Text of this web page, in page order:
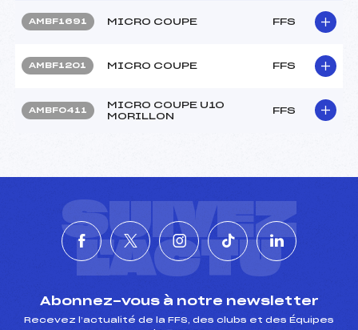
AMBF1691 MICRO COUPE FFS
AMBF1201 MICRO COUPE FFS
AMBF0411
MICRO COUPE U10
MORILLON
FFS
SUIVEZ
L'ACTU
Abonnez-vous à notre newsletter
Recevez l’actualité de la FFS, des clubs et des Équipes